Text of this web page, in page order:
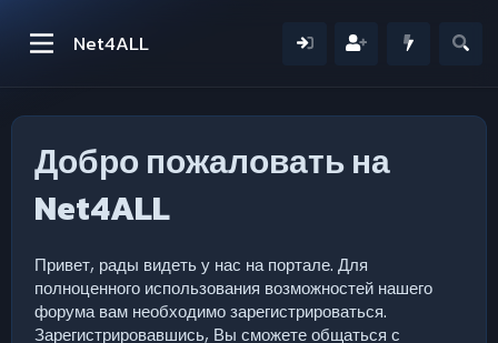
Net4ALL
Добро пожаловать на
Net4ALL
Привет, рады видеть у нас на портале. Для
полноценного использования возможностей нашего
форума вам необходимо зарегистрироваться.
Зарегистрировавшись, Вы сможете общаться с